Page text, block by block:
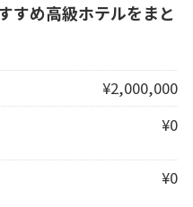
すめ高級ホテルをまと
¥2,000,000
¥0
¥0